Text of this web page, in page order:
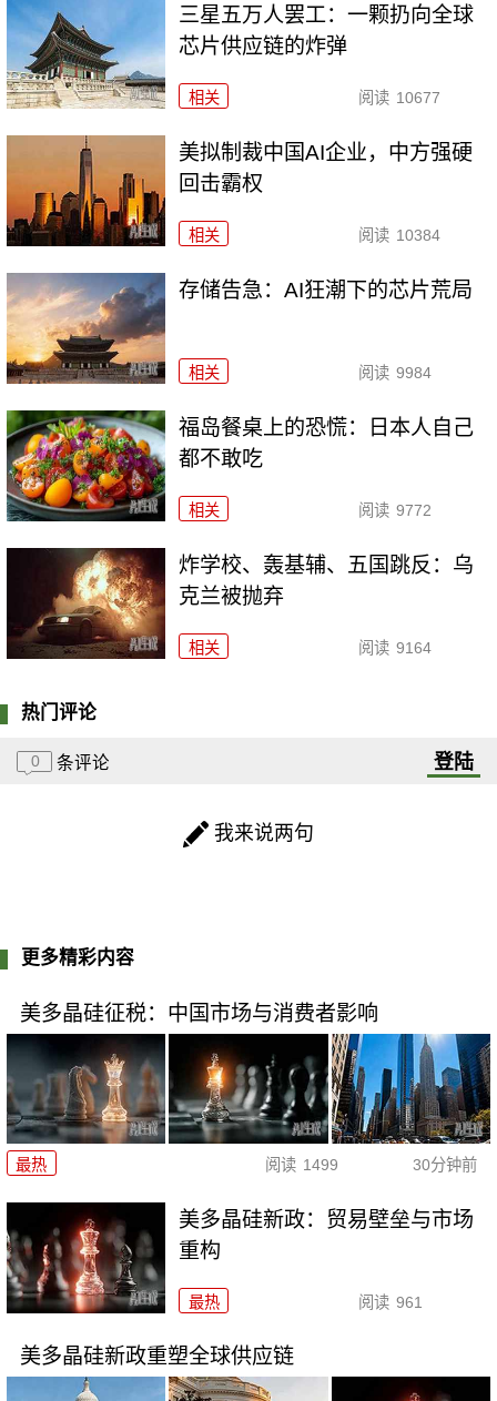
三星五万人罢工：一颗扔向全球
芯片供应链的炸弹
相关 阅读 10677
美拟制裁中国AI企业，中方强硬
回击霸权
相关 阅读 10384
存储告急：AI狂潮下的芯片荒局
相关 阅读 9984
福岛餐桌上的恐慌：日本人自己
都不敢吃
相关 阅读 9772
炸学校、轰基辅、五国跳反：乌
克兰被抛弃
相关 阅读 9164
热门评论
0 条评论 登陆
我来说两句
更多精彩内容
美多晶硅征税：中国市场与消费者影响
最热 阅读 1499 30分钟前
美多晶硅新政：贸易壁垒与市场
重构
最热 阅读 961
美多晶硅新政重塑全球供应链